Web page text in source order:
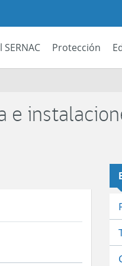
SERNAC Protección
e